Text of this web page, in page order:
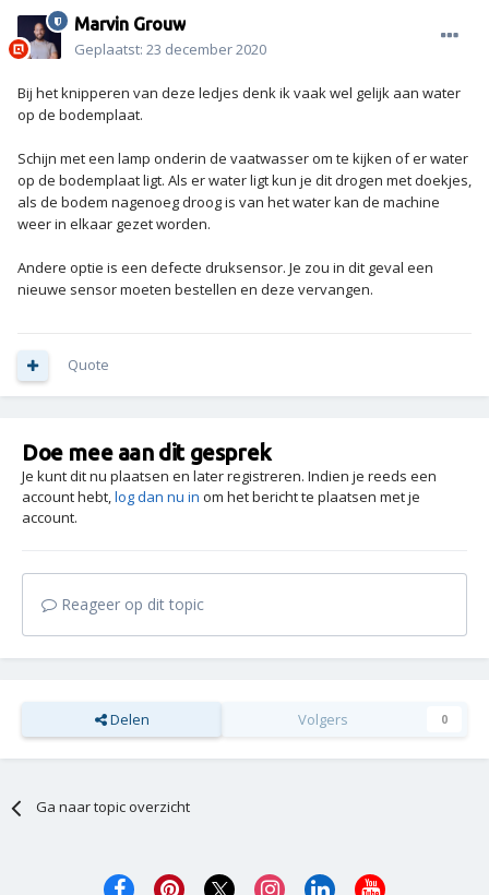
Marvin Grouw
Geplaatst: 23 december 2020
Bij het knipperen van deze ledjes denk ik vaak wel gelijk aan water
op de bodemplaat.
Schijn met een lamp onderin de vaatwasser om te kijken of er water
op de bodemplaat ligt. Als er water ligt kun je dit drogen met doekjes,
als de bodem nagenoeg droog is van het water kan de machine
weer in elkaar gezet worden.
Andere optie is een defecte druksensor. Je zou in dit geval een
nieuwe sensor moeten bestellen en deze vervangen.
Quote
Doe mee aan dit gesprek
Je kunt dit nu plaatsen en later registreren. Indien je reeds een
account hebt,log dan nu in om het bericht te plaatsen met je
account.
Reageer op dit topic
Delen Volgers 0
Ga naar topic overzicht